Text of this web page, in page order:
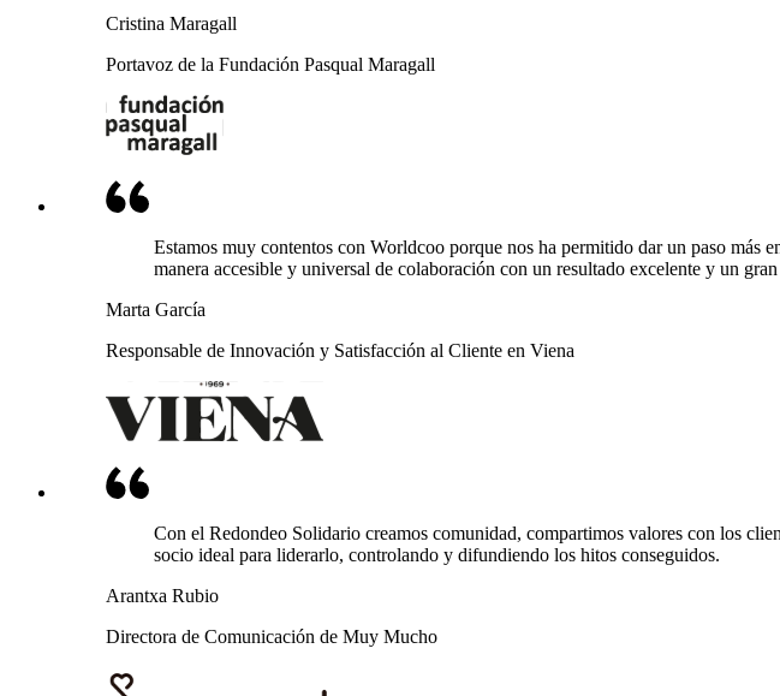
Cristina Maragall
Portavoz de la Fundación Pasqual Maragall
Estamos muy contentos con Worldcoo porque nos ha permitido dar un paso más
manera accesible y universal de colaboración con un resultado excelente y un
Marta García
Responsable de Innovación y Satisfacción al Cliente en Viena
Con el Redondeo Solidario creamos comunidad, compartimos valores con los
socio ideal para liderarlo, controlando y difundiendo los hitos conseguidos.
Arantxa Rubio
Directora de Comunicación de Muy Mucho